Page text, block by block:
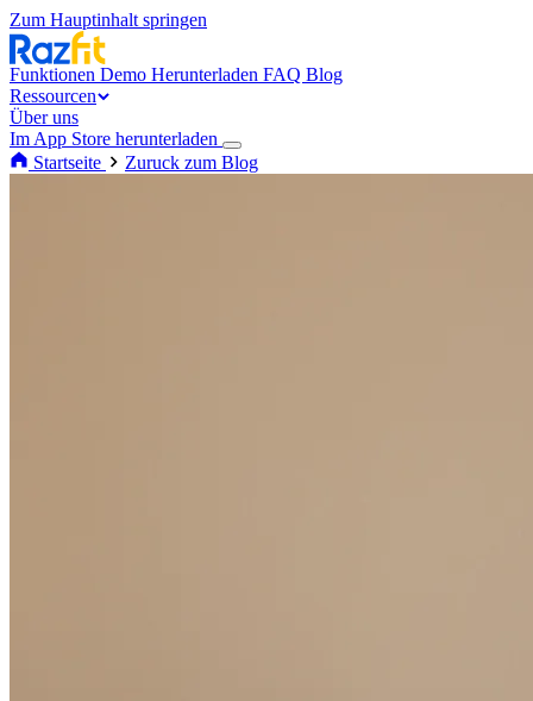
Zum Hauptinhalt springen
Funktionen Demo Herunterladen FAQ Blog
Ressourcen
Über uns
Im App Store herunterladen
Startseite
Zuruck zum Blog